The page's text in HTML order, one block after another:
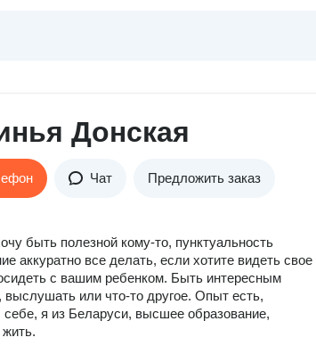
Донская
Чат Предложить заказ
быть полезной кому-то, пунктуальность
аккуратно все делать, если хотите видеть свое
с вашим ребенком. Быть интересным
или что-то другое. Опыт есть,
я из Беларуси, высшее образование,